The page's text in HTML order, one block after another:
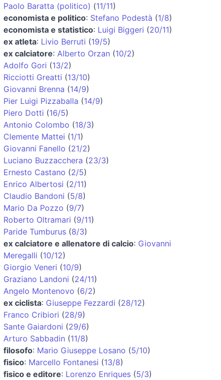
Paolo Baratta (politico) (11/11)
economista e politico: Stefano Podestà (1/8)
economista e statistico: Luigi Biggeri (20/11)
ex atleta: Livio Berruti (19/5)
ex calciatore: Alberto Orzan (10/2)
Adolfo Gori (13/2)
Ricciotti Greatti (13/10)
Giovanni Brenna (14/9)
Pier Luigi Pizzaballa (14/9)
Piero Dotti (16/5)
Antonio Colombo (18/3)
Clemente Mattei (1/1)
Giovanni Fanello (21/2)
Luciano Buzzacchera (23/3)
Ernesto Castano (2/5)
Enrico Albertosi (2/11)
Claudio Bandoni (5/8)
Mario Da Pozzo (9/7)
Roberto Oltramari (9/11)
Paride Tumburus (8/3)
ex calciatore e allenatore di calcio: Giovanni
Meregalli (10/12)
Giorgio Veneri (10/9)
Graziano Landoni (24/11)
Angelo Montenovo (6/2)
ex ciclista: Giuseppe Fezzardi (28/12)
Franco Cribiori (28/9)
Sante Gaiardoni (29/6)
Arturo Sabbadin (11/8)
filosofo: Mario Giuseppe Losano (5/10)
fisico: Marcello Fontanesi (13/8)
fisico e editore: Lorenzo Enriques (5/3)